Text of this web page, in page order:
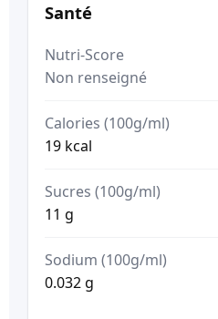
Santé
Nutri-Score
Non renseigné
Calories (100g/ml)
19 kcal
Sucres (100g/ml)
11 g
Sodium (100g/ml)
0.032 g